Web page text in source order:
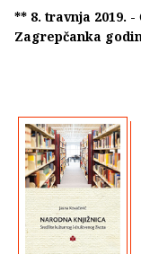
** 8. travnja 2019.
Zagrepčanka